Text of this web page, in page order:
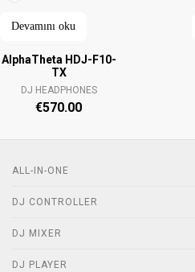
Devamını oku
AlphaTheta HDJ-F10-
TX
DJ HEADPHONES
€570.00
ALL-IN-ONE
DJ CONTROLLER
DJ MIXER
DJ PLAYER